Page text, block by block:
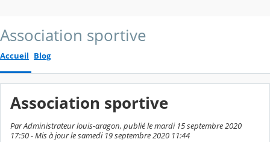
Association sportive
Accueil Blog
Association sportive
Par Administrateur louis-aragon, publié le mardi 15 septembre 2020
17:50 - Mis à jour le samedi 19 septembre 2020 11:44